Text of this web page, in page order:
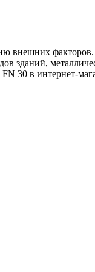
внешних
зданий,
30 в интернет-